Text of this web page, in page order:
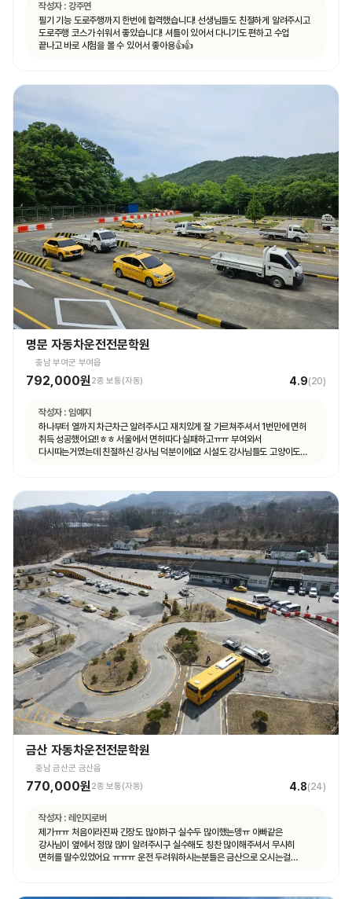
작성자 : 강주연
필기 기능 도로주행까지 한번에 합격했습니다! 선생님들도 친절하게 알려주시고
도로주행 코스가 쉬워서 좋았습니다! 셔틀이 있어서 다니기도 편하고 수업
끝나고 바로 시험을 볼 수 있어서 좋아용👍👍
명문 자동차운전전문학원
충남 부여군 부여읍
792,000원 2종 보통(자동) 4.9(20)
작성자 : 임예지
하나부터 열까지 차근차근 알려주시고 재치있게 잘 가르쳐주셔서 1번만에 면허
취득 성공했어요!!ㅎㅎ 서울에서 면허따다 실패하고ㅠㅠ 부여와서
다시따는거였는데 친절하신 강사님 덕분이에요! 시설도 강사님들도 고양이도
금산 자동차운전전문학원
충남 금산군 금산읍
770,000원2종 보통(자동) 4.8(24)
작성자 : 레인지로버
제가ㅠㅠ 처음이라진짜 긴장도 많이하구 실수두 많이했는뎅ㅠ 아빠같은
강사님이 옆에서 정많 많이 알려주시구 실수해도 칭찬 많이해주셔서 무사히
면허를 딸수있었어요 ㅠㅠㅠ 운전 두려워하시는분들은 금산으로 오시는걸